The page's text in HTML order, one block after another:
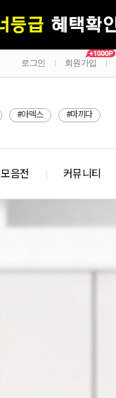
로그인 회원가입
#아덱스 #마끼다
모음전 커뮤니티